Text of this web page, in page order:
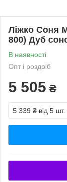
Ліжко Соня
800) Дуб
В наявності
Опт і роздріб
5 505 ₴
5 339 ₴ від 5 шт.